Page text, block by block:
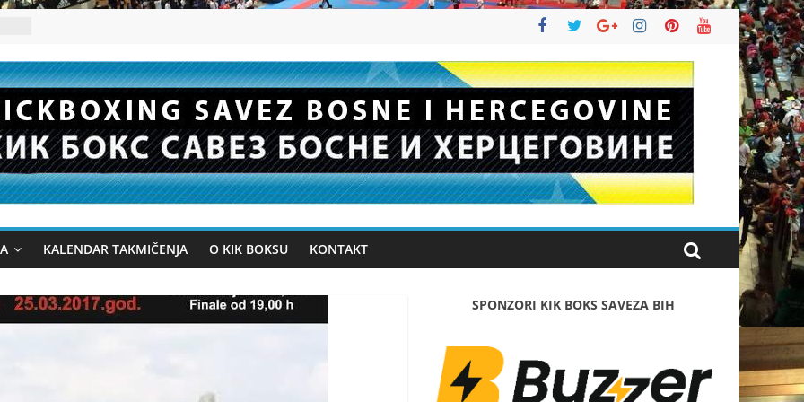
KALENDAR TAKMIČENJA O KIK BOKSU KONTAKT
SPONZORI KIK BOKS SAVEZA BIH